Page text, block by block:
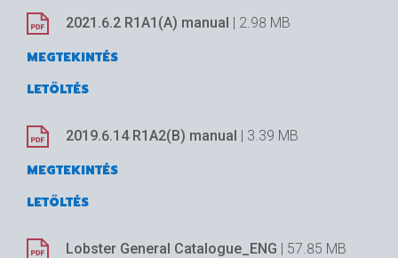
2021.6.2 R1A1(A) manual | 2.98 MB
MEGTEKINTÉS
LETÖLTÉS
2019.6.14 R1A2(B) manual | 3.39 MB
MEGTEKINTÉS
LETÖLTÉS
Lobster General Catalogue_ENG | 57.85 MB